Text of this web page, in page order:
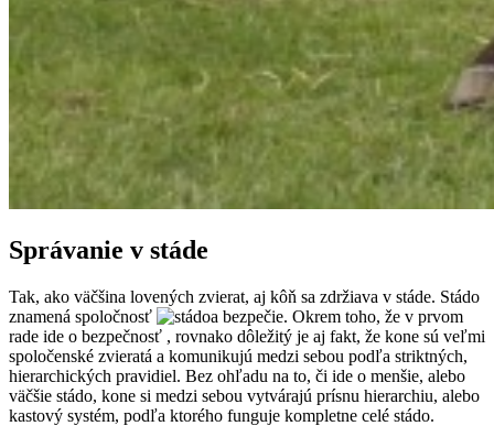
Správanie v stáde
Tak, ako väčšina lovených zvierat, aj kôň sa zdržiava v stáde. Stádo
znamená spoločnosť
a bezpečie. Okrem toho, že v prvom
rade ide o bezpečnosť , rovnako dôležitý je aj fakt, že kone sú veľmi
spoločenské zvieratá a komunikujú medzi sebou podľa striktných,
hierarchických pravidiel. Bez ohľadu na to, či ide o menšie, alebo
väčšie stádo, kone si medzi sebou vytvárajú prísnu hierarchiu, alebo
kastový systém, podľa ktorého funguje kompletne celé stádo.